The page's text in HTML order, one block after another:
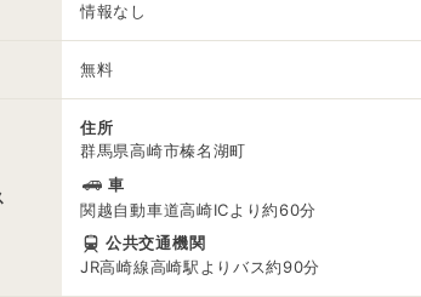
情報なし
無料
住所
群馬県高崎市榛名湖町
車
関越自動車道高崎ICより約60分
公共交通機関
JR高崎線高崎駅よりバス約90分